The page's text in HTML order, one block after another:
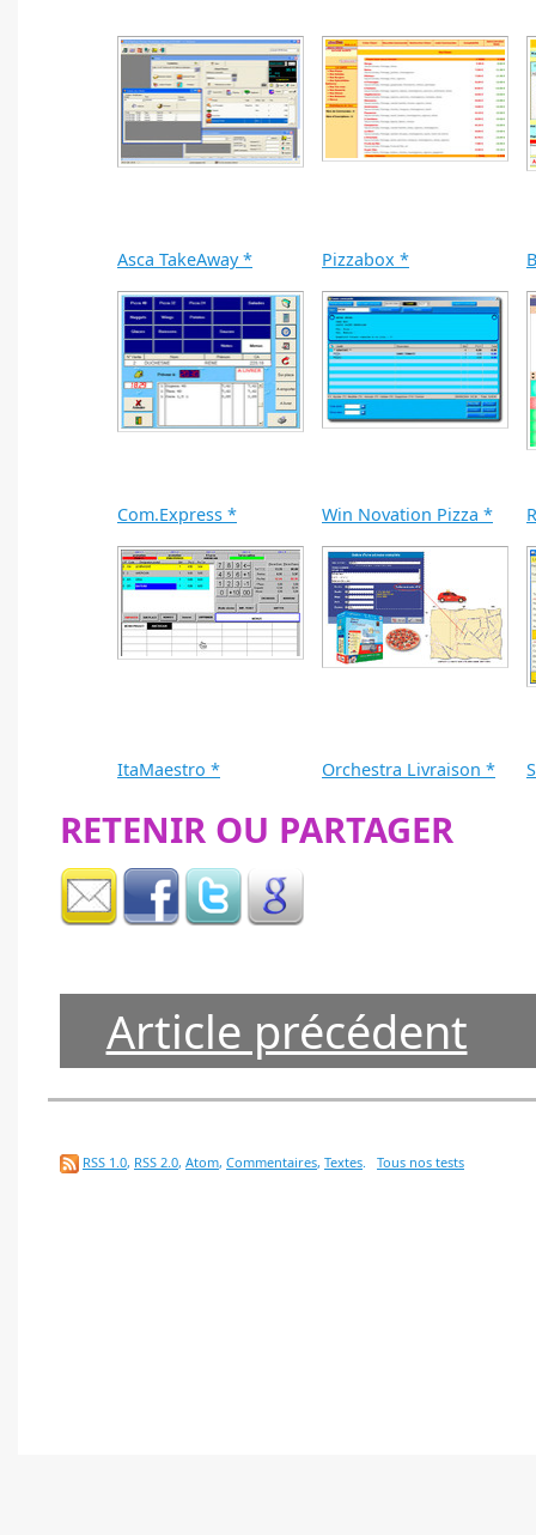
Asca TakeAway * Pizzabox *
Com.Express * Win Novation Pizza *
ItaMaestro * Orchestra Livraison *
RETENIR OU PARTAGER
Article précédent
RSS 1.0, RSS 2.0, Atom, Commentaires, Textes. Tous nos tests